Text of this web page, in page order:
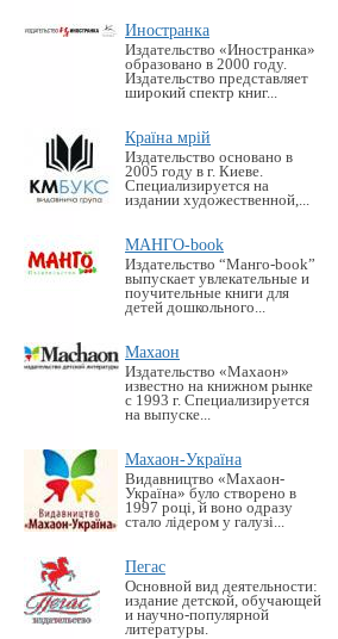
Иностранка
Издательство «Иностранка»
образовано в 2000 году.
Издательство представляет
широкий спектр книг...
Країна мрій
Издательство основано в
2005 году в г. Киеве.
Специализируется на
издании художественной,...
МАНГО-book
Издательство “Манго-book”
выпускает увлекательные и
поучительные книги для
детей дошкольного...
Махаон
Издательство «Махаон»
известно на книжном рынке
с 1993 г. Специализируется
на выпуске...
Махаон-Україна
Видавництво «Махаон-
Україна» було створено в
1997 році, й воно одразу
стало лідером у галузі...
Пегас
Основной вид деятельности:
издание детской, обучающей
и научно-популярной
литературы.